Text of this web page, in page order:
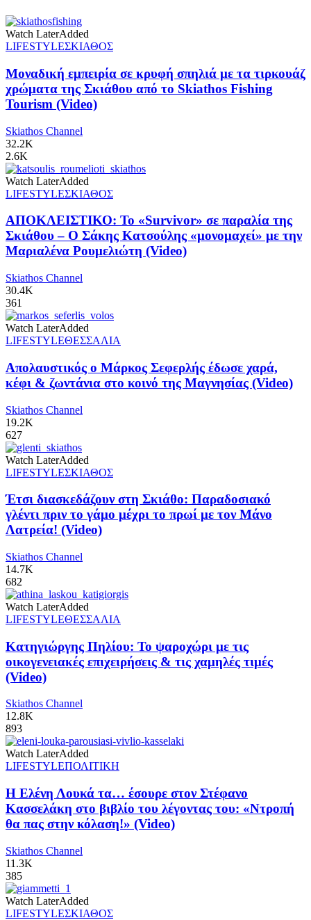
Watch LaterAdded
LIFESTYLEΣΚΙΑΘΟΣ
Μοναδική εμπειρία σε κρυφή σπηλιά με τα τιρκουάζ
χρώματα της Σκιάθου από το Skiathos Fishing
Tourism (Video)
Skiathos Channel
32.2K
2.6K
Watch LaterAdded
LIFESTYLEΣΚΙΑΘΟΣ
ΑΠΟΚΛΕΙΣΤΙΚΟ: Το «Survivor» σε παραλία της
Σκιάθου – Ο Σάκης Κατσούλης «μονομαχεί» με την
Μαριαλένα Ρουμελιώτη (Video)
Skiathos Channel
30.4K
361
Watch LaterAdded
LIFESTYLEΘΕΣΣΑΛΙΑ
Απολαυστικός ο Μάρκος Σεφερλής έδωσε χαρά,
κέφι & ζωντάνια στο κοινό της Μαγνησίας (Video)
Skiathos Channel
19.2K
627
Watch LaterAdded
LIFESTYLEΣΚΙΑΘΟΣ
Έτσι διασκεδάζουν στη Σκιάθο: Παραδοσιακό
γλέντι πριν το γάμο μέχρι το πρωί με τον Μάνο
Λατρεία! (Video)
Skiathos Channel
14.7K
682
Watch LaterAdded
LIFESTYLEΘΕΣΣΑΛΙΑ
Κατηγιώργης Πηλίου: Το ψαροχώρι με τις
οικογενειακές επιχειρήσεις & τις χαμηλές τιμές
(Video)
Skiathos Channel
12.8K
893
Watch LaterAdded
LIFESTYLEΠΟΛΙΤΙΚΗ
Η Ελένη Λουκά τα… έσουρε στον Στέφανο
Κασσελάκη στο βιβλίο του λέγοντας του: «Ντροπή
θα πας στην κόλαση!» (Video)
Skiathos Channel
11.3K
385
Watch LaterAdded
LIFESTYLEΣΚΙΑΘΟΣ